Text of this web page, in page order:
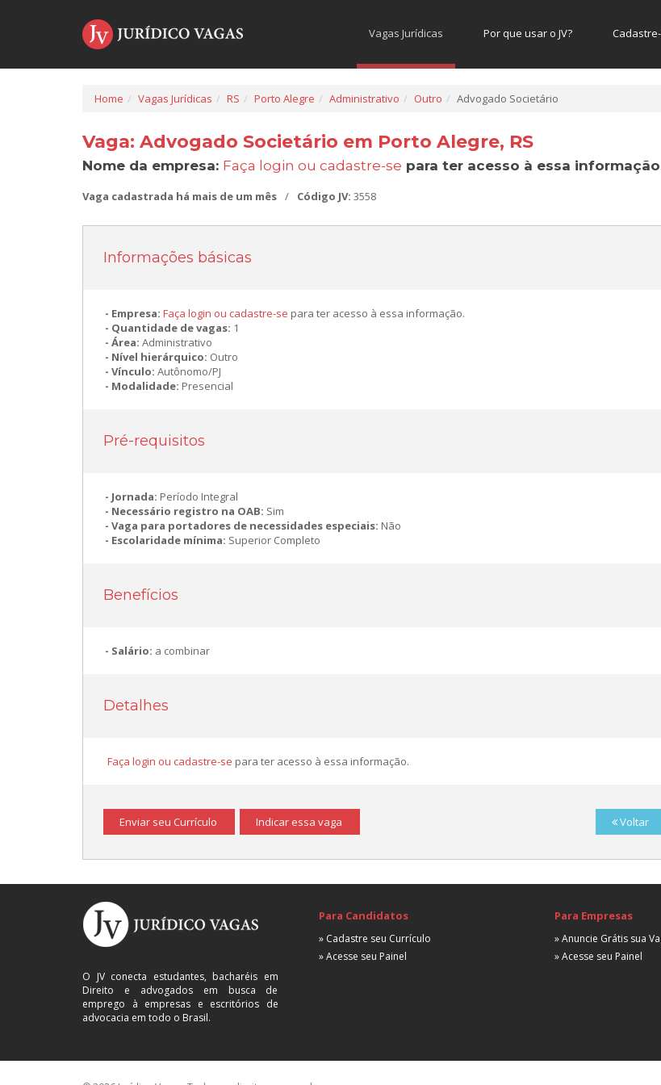
Vagas Jurídicas Por que usar o JV?
Home Vagas Jurídicas RS Porto Alegre Administrativo Outro Advogado Societário
Vaga: Advogado Societário em Porto Alegre, RS
Nome da empresa: Faça login ou cadastre-se para ter acesso à essa
Vaga cadastrada há mais de um mês / Código JV: 3558
Informações básicas
Empresa: Faça login ou cadastre-se para ter acesso à essa informação.
Quantidade de vagas: 1
Área: Administrativo
Nível hierárquico: Outro
Vínculo: Autônomo/PJ
Modalidade: Presencial
Pré-requisitos
Jornada: Período Integral
Necessário registro na OAB: Sim
Vaga para portadores de necessidades especiais: Não
Escolaridade mínima: Superior Completo
Benefícios
Salário: a combinar
Detalhes
Faça login ou cadastre-se para ter acesso à essa informação.
Enviar seu Currículo Indicar essa vaga Voltar
O JV conecta estudantes, bacharéis em
Direito e advogados em busca de
emprego à empresas e escritórios de
advocacia em todo o Brasil.
Para Candidatos
» Cadastre seu Currículo
» Acesse seu Painel
Para Empresas
» Anuncie Grátis sua
» Acesse seu Painel